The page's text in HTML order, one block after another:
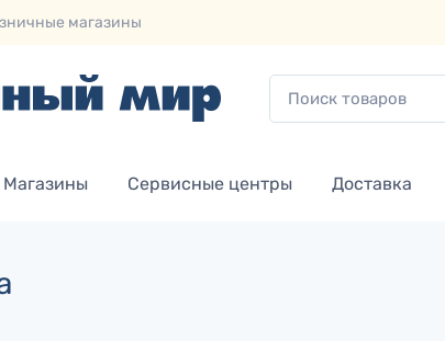
магазины
Магазины Сервисные центры Доставка